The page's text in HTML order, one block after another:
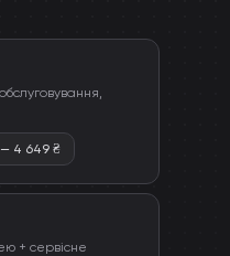
— 4 649 ₴
+ сервісне